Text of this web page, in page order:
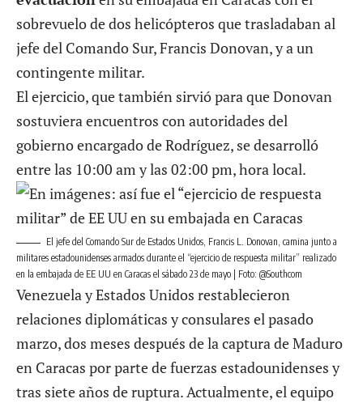
sobrevuelo de dos helicópteros que trasladaban al
jefe del Comando Sur, Francis Donovan, y a un
contingente militar.
El ejercicio, que también sirvió para que Donovan
sostuviera encuentros con autoridades del
gobierno encargado de Rodríguez, se desarrolló
entre las 10:00 am y las 02:00 pm, hora local.
El jefe del Comando Sur de Estados Unidos, Francis L. Donovan, camina junto a
militares estadounidenses armados durante el “ejercicio de respuesta militar” realizado
en la embajada de EE UU en Caracas el sábado 23 de mayo | Foto: @Southcom
Venezuela y Estados Unidos restablecieron
relaciones diplomáticas y consulares el pasado
marzo, dos meses después de la captura de Maduro
en Caracas por parte de fuerzas estadounidenses y
tras siete años de ruptura. Actualmente, el equipo